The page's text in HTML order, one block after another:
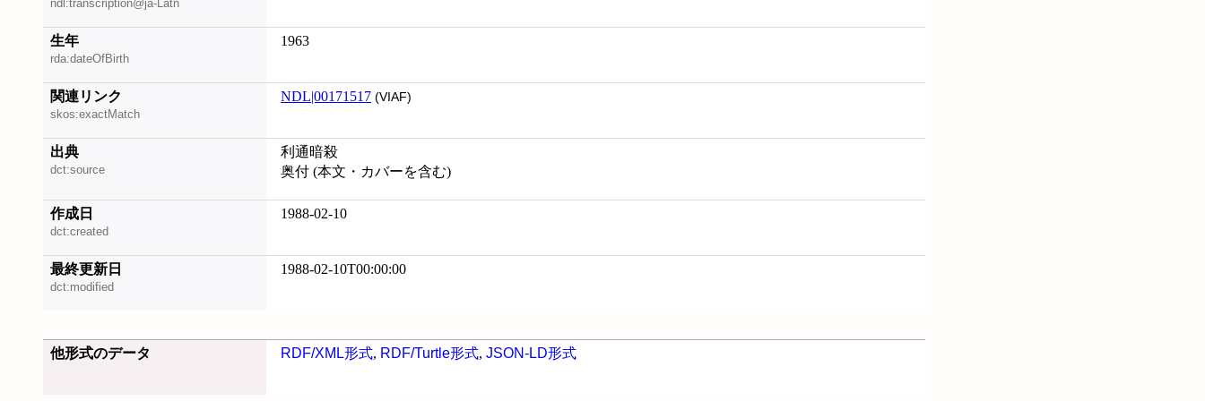
ndl:transcription@ja-Latn
生年
rda:dateOfBirth
1963
関連リンク
skos:exactMatch
NDL|00171517 (VIAF)
出典
dct:source
利通暗殺
奥付 (本文・カバーを含む)
作成日
dct:created
1988-02-10
最終更新日
dct:modified
1988-02-10T00:00:00
他形式のデータ RDF/XML形式, RDF/Turtle形式, JSON-LD形式